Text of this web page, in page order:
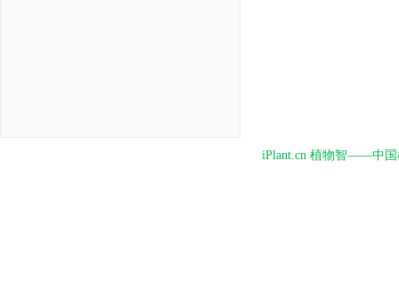
iPlant.cn 植物智——中国